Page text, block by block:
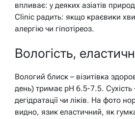
впливає: у деяких азіатів
Clinic радить: якщо краєвики
алергію чи гіпотіреоз.
Вологість,
Вологий блиск – візитівка
день) тримає pH 6.5-7.5. Сухість
дегідратації чи ліків. На фото
видно, язик еластичний, як